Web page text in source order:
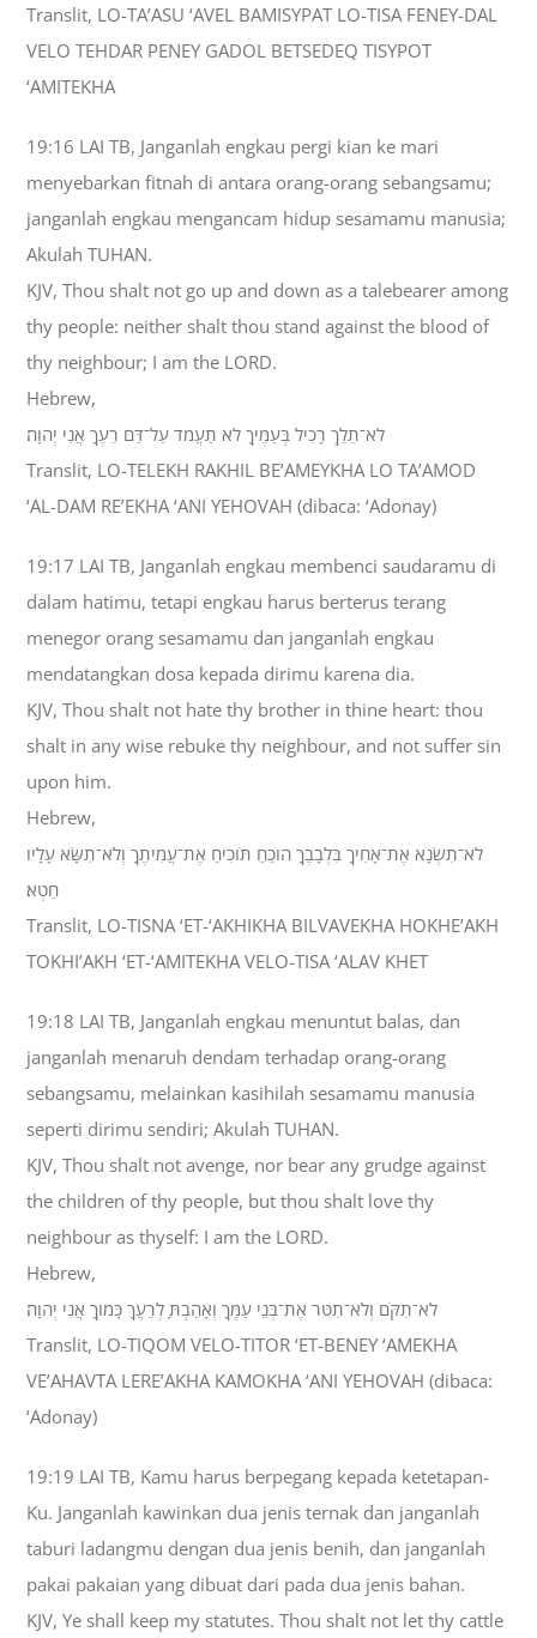
Translit, LO-TA’ASU ‘AVEL BAMISYPAT LO-TISA FENEY-DAL
VELO TEHDAR PENEY GADOL BETSEDEQ TISYPOT
‘AMITEKHA
19:16 LAI TB, Janganlah engkau pergi kian ke mari
menyebarkan fitnah di antara orang-orang sebangsamu;
janganlah engkau mengancam hidup sesamamu manusia;
Akulah TUHAN.
KJV, Thou shalt not go up and down as a talebearer among
thy people: neither shalt thou stand against the blood of
thy neighbour; I am the LORD.
Hebrew,
לֹא־תֵלֵךְ רָכִיל בְּעַמֶּיךָ לֹא תַעֲמֹד עַל־דַּם רֵעֶךָ אֲנִי יְהוָה׃
Translit, LO-TELEKH RAKHIL BE’AMEYKHA LO TA’AMOD
‘AL-DAM RE’EKHA ‘ANI YEHOVAH (dibaca: ‘Adonay)
19:17 LAI TB, Janganlah engkau membenci saudaramu di
dalam hatimu, tetapi engkau harus berterus terang
menegor orang sesamamu dan janganlah engkau
mendatangkan dosa kepada dirimu karena dia.
KJV, Thou shalt not hate thy brother in thine heart: thou
shalt in any wise rebuke thy neighbour, and not suffer sin
upon him.
Hebrew,
לֹא־תִשְׂנָא אֶת־אָחִיךָ בִּלְבָבֶךָ הֹוכֵחַ תֹּוכִיחַ אֶת־עֲמִיתֶךָ וְלֹא־תִשָּׂא עָלָיו
חֵטְא׃
Translit, LO-TISNA ‘ET-‘AKHIKHA BILVAVEKHA HOKHE’AKH
TOKHI’AKH ‘ET-‘AMITEKHA VELO-TISA ‘ALAV KHET
19:18 LAI TB, Janganlah engkau menuntut balas, dan
janganlah menaruh dendam terhadap orang-orang
sebangsamu, melainkan kasihilah sesamamu manusia
seperti dirimu sendiri; Akulah TUHAN.
KJV, Thou shalt not avenge, nor bear any grudge against
the children of thy people, but thou shalt love thy
neighbour as thyself: I am the LORD.
Hebrew,
לֹא־תִקֹּם וְלֹא־תִטֹּר אֶת־בְּנֵי עַמֶּךָ וְאָהַבְתָּ לְרֵעֲךָ כָּמֹוךָ אֲנִי יְהוָה׃
Translit, LO-TIQOM VELO-TITOR ‘ET-BENEY ‘AMEKHA
VE’AHAVTA LERE’AKHA KAMOKHA ‘ANI YEHOVAH (dibaca:
‘Adonay)
19:19 LAI TB, Kamu harus berpegang kepada ketetapan-
Ku. Janganlah kawinkan dua jenis ternak dan janganlah
taburi ladangmu dengan dua jenis benih, dan janganlah
pakai pakaian yang dibuat dari pada dua jenis bahan.
KJV, Ye shall keep my statutes. Thou shalt not let thy cattle